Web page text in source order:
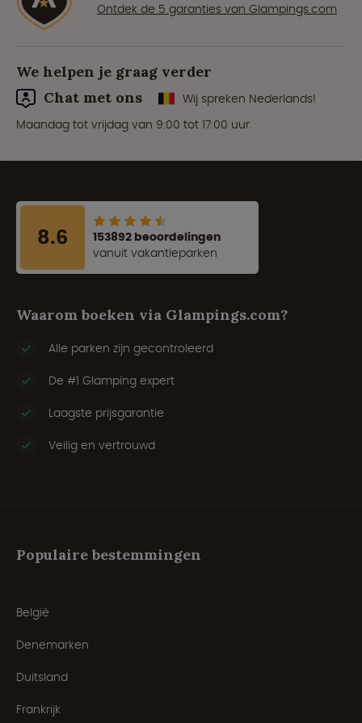
Ontdek de 5 garanties van Glampings.com
We helpen je graag verder
Chat met ons
Wij spreken Nederlands!
Maandag tot vrijdag van 9:00 tot 17:00 uur.
8.6
153892 beoordelingen
vanuit vakantieparken
Waarom boeken via Glampings.com?
Alle parken zijn gecontroleerd
De #1 Glamping expert
Laagste prijsgarantie
Veilig en vertrouwd
Populaire bestemmingen
België
Denemarken
Duitsland
Frankrijk